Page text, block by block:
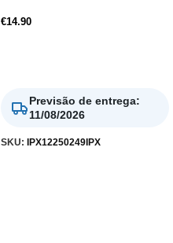
€14.90
Previsão de entrega:
11/08/2026
SKU: IPX12250249IPX